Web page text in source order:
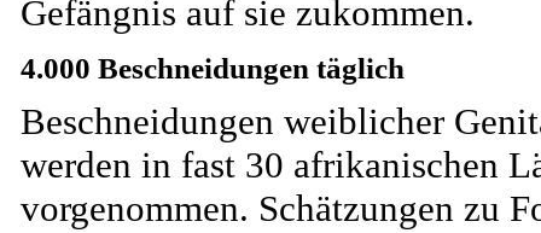
Gefängnis auf sie zukommen.
4.000 Beschneidungen täglich
Beschneidungen weiblicher
werden in fast 30 afrikanischen
vorgenommen. Schätzungen zu